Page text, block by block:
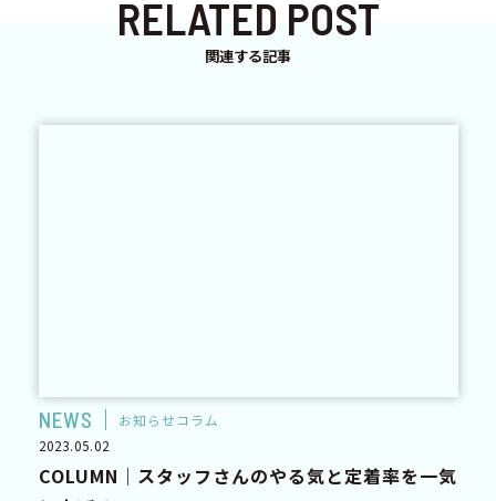
RELATED POST
関連する記事
NEWS
お知らせコラム
2023.05.02
COLUMN｜スタッフさんのやる気と定着率を一気